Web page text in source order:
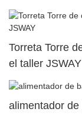
Torreta Torre
el taller JSWAY
alimentador